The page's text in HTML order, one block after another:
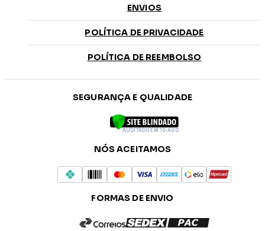
ENVIOS
POLÍTICA DE PRIVACIDADE
POLÍTICA DE REEMBOLSO
SEGURANÇA E QUALIDADE
AUDITADO EM 10-AGO
NÓS ACEITAMOS
FORMAS DE ENVIO